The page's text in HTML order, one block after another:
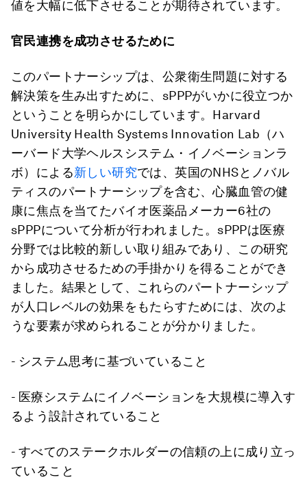
値を大幅に低下させることが期待されています。
官民連携を成功させるために
このパートナーシップは、公衆衛生問題に対する
解決策を生み出すために、sPPPがいかに役立つか
ということを明らかにしています。Harvard
University Health Systems Innovation Lab（ハ
ーバード大学ヘルスシステム・イノベーションラ
ボ）による新しい研究では、英国のNHSとノバル
ティスのパートナーシップを含む、心臓血管の健
康に焦点を当てたバイオ医薬品メーカー6社の
sPPPについて分析が行われました。sPPPは医療
分野では比較的新しい取り組みであり、この研究
から成功させるための手掛かりを得ることができ
ました。結果として、これらのパートナーシップ
が人口レベルの効果をもたらすためには、次のよ
うな要素が求められることが分かりました。
- システム思考に基づいていること
- 医療システムにイノベーションを大規模に導入す
るよう設計されていること
- すべてのステークホルダーの信頼の上に成り立っ
ていること